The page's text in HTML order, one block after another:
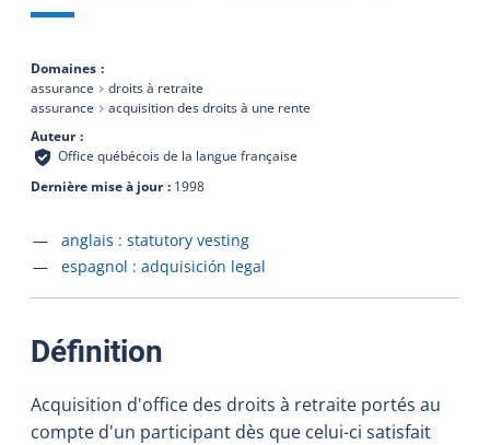
Domaines
assurance
droits à retraite
assurance
acquisition des droits à une rente
Auteur
Office québécois de la langue française
Dernière mise à jour
1998
Accéder à la fiche en
anglais : statutory vesting
Accéder à la fiche en
espagnol : adquisición legal
Définition
Acquisition d'office des droits à retraite portés au
compte d'un participant dès que celui-ci satisfait